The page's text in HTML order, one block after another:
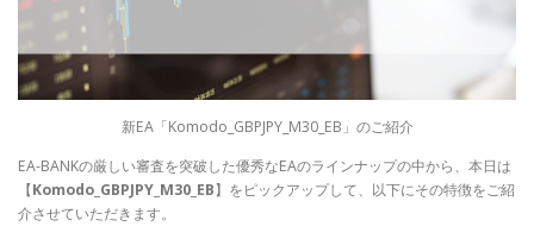
新EA「Komodo_GBPJPY_M30_EB」のご紹介
EA-BANKの厳しい審査を突破した優秀なEAのラインナップの中から、本日は
【Komodo_GBPJPY_M30_EB】をピックアップして、以下にその特徴をご紹
介させていただきます。